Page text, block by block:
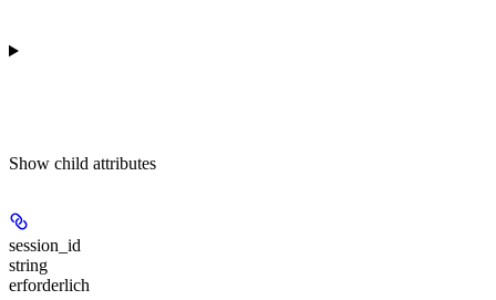
Show child attributes
session_id
string
erforderlich